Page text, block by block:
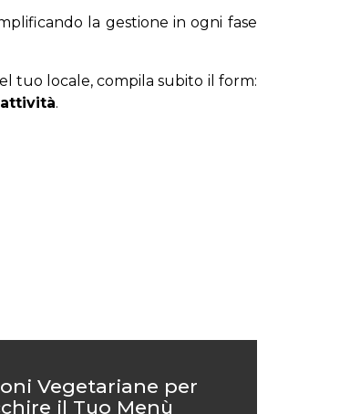
la gestione in ogni fase
tuo locale, compila subito il form:
.
Vegetariane per
il Tuo Menù